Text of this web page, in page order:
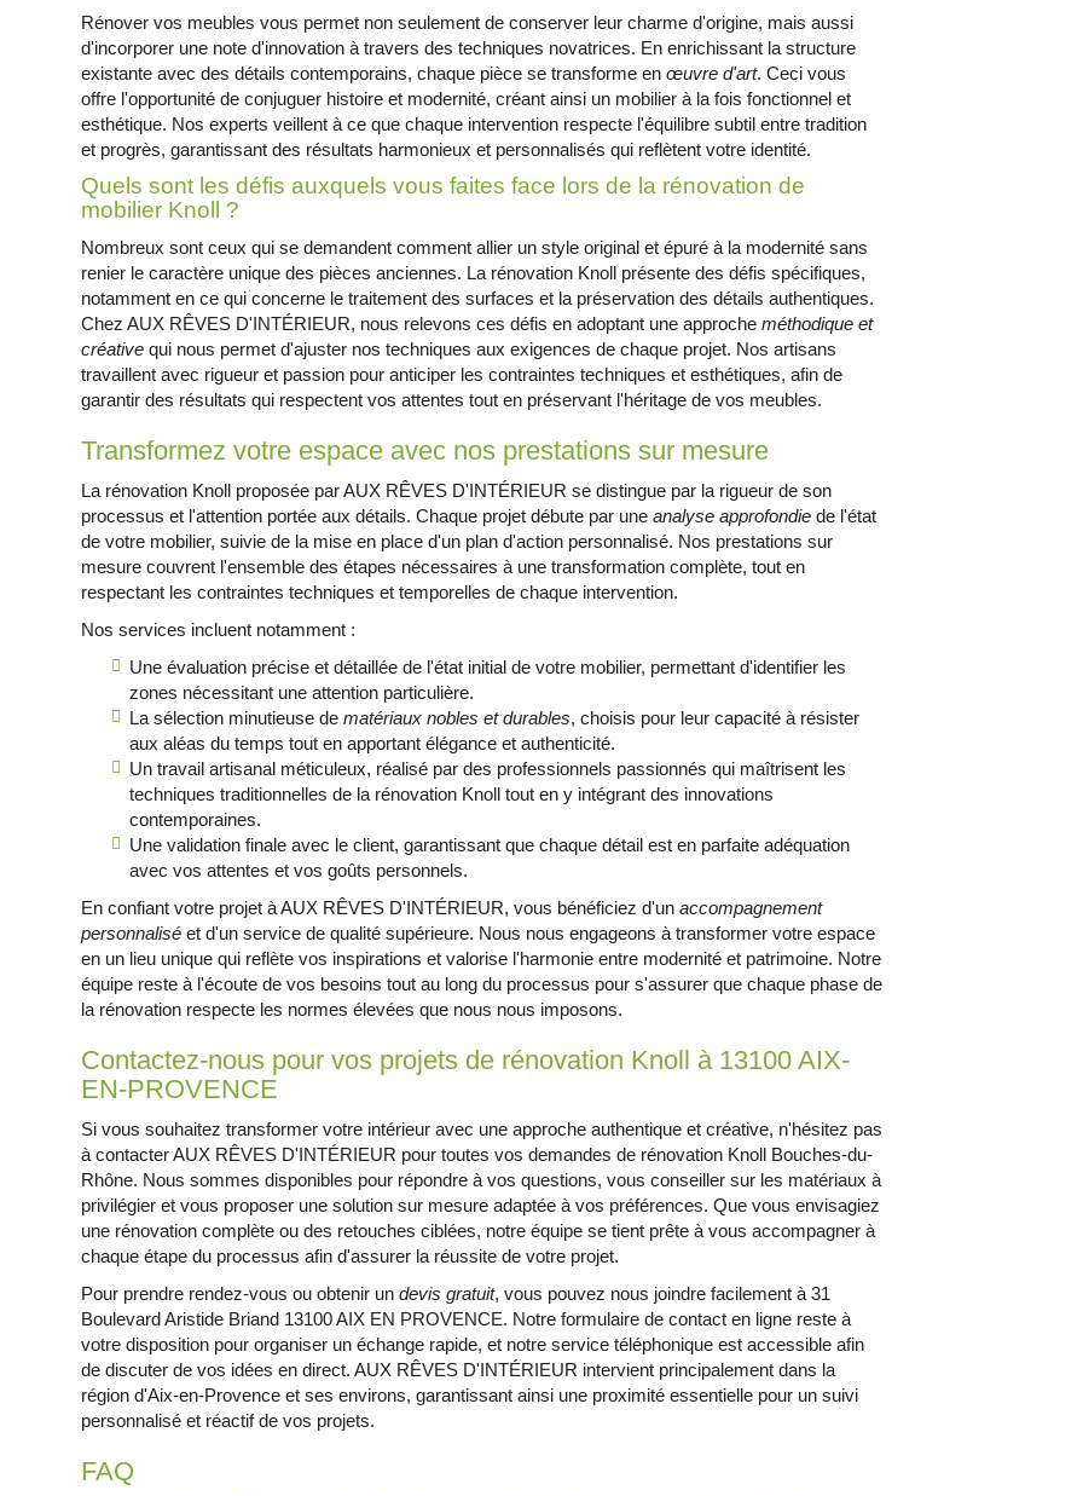
Rénover vos meubles vous permet non seulement de conserver leur charme d'origine, mais aussi
d'incorporer une note d'innovation à travers des techniques novatrices. En enrichissant la structure
existante avec des détails contemporains, chaque pièce se transforme enœuvre d'art. Ceci vous
offre l'opportunité de conjuguer histoire et modernité, créant ainsi un mobilier à la fois fonctionnel et
esthétique. Nos experts veillent à ce que chaque intervention respecte l'équilibre subtil entre tradition
et progrès, garantissant des résultats harmonieux et personnalisés qui reflètent votre identité.
Quels sont les défis auxquels vous faites face lors de la rénovation de
mobilier Knoll ?
Nombreux sont ceux qui se demandent comment allier un style original et épuré à la modernité sans
renier le caractère unique des pièces anciennes. La rénovation Knoll présente des défis spécifiques,
notamment en ce qui concerne le traitement des surfaces et la préservation des détails authentiques.
Chez AUX RÊVES D'INTÉRIEUR, nous relevons ces défis en adoptant une approcheméthodique et
créative qui nous permet d'ajuster nos techniques aux exigences de chaque projet. Nos artisans
travaillent avec rigueur et passion pour anticiper les contraintes techniques et esthétiques, afin de
garantir des résultats qui respectent vos attentes tout en préservant l'héritage de vos meubles.
Transformez votre espace avec nos prestations sur mesure
La rénovation Knoll proposée par AUX RÊVES D'INTÉRIEUR se distingue par la rigueur de son
processus et l'attention portée aux détails. Chaque projet débute par uneanalyse approfondie de l'état
de votre mobilier, suivie de la mise en place d'un plan d'action personnalisé. Nos prestations sur
mesure couvrent l'ensemble des étapes nécessaires à une transformation complète, tout en
respectant les contraintes techniques et temporelles de chaque intervention.
Nos services incluent notamment :
Une évaluation précise et détaillée de l'état initial de votre mobilier, permettant d'identifier les
zones nécessitant une attention particulière.
La sélection minutieuse dematériaux nobles et durables, choisis pour leur capacité à résister
aux aléas du temps tout en apportant élégance et authenticité.
Un travail artisanal méticuleux, réalisé par des professionnels passionnés qui maîtrisent les
techniques traditionnelles de la rénovation Knoll tout en y intégrant des innovations
contemporaines.
Une validation finale avec le client, garantissant que chaque détail est en parfaite adéquation
avec vos attentes et vos goûts personnels.
En confiant votre projet à AUX RÊVES D'INTÉRIEUR, vous bénéficiez d'unaccompagnement
personnalisé et d'un service de qualité supérieure. Nous nous engageons à transformer votre espace
en un lieu unique qui reflète vos inspirations et valorise l'harmonie entre modernité et patrimoine. Notre
équipe reste à l'écoute de vos besoins tout au long du processus pour s'assurer que chaque phase de
la rénovation respecte les normes élevées que nous nous imposons.
Contactez-nous pour vos projets de rénovation Knoll à 13100 AIX-
EN-PROVENCE
Si vous souhaitez transformer votre intérieur avec une approche authentique et créative, n'hésitez pas
à contacter AUX RÊVES D'INTÉRIEUR pour toutes vos demandes de rénovation Knoll Bouches-du-
Rhône. Nous sommes disponibles pour répondre à vos questions, vous conseiller sur les matériaux à
privilégier et vous proposer une solution sur mesure adaptée à vos préférences. Que vous envisagiez
une rénovation complète ou des retouches ciblées, notre équipe se tient prête à vous accompagner à
chaque étape du processus afin d'assurer la réussite de votre projet.
Pour prendre rendez-vous ou obtenir undevis gratuit, vous pouvez nous joindre facilement à 31
Boulevard Aristide Briand 13100 AIX EN PROVENCE. Notre formulaire de contact en ligne reste à
votre disposition pour organiser un échange rapide, et notre service téléphonique est accessible afin
de discuter de vos idées en direct. AUX RÊVES D'INTÉRIEUR intervient principalement dans la
région d'Aix-en-Provence et ses environs, garantissant ainsi une proximité essentielle pour un suivi
personnalisé et réactif de vos projets.
FAQ